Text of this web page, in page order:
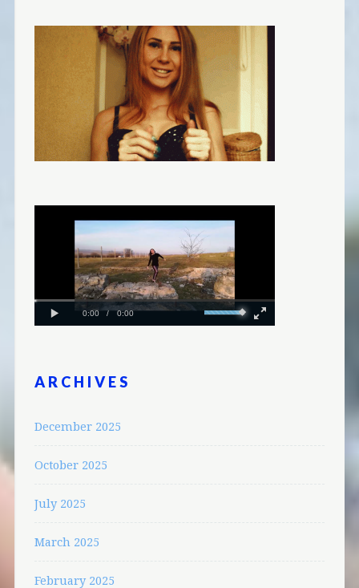
ARCHIVES
December 2025
October 2025
July 2025
March 2025
February 2025